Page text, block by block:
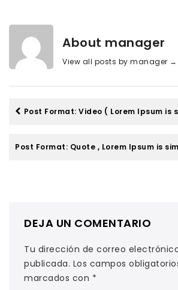
About manager
View all posts by manager →
Post Format: Video ( Lorem Ipsum is
Post Format: Quote , Lorem Ipsum is
DEJA UN COMENTARIO
Tu dirección de correo
publicada. Los campos
marcados con *